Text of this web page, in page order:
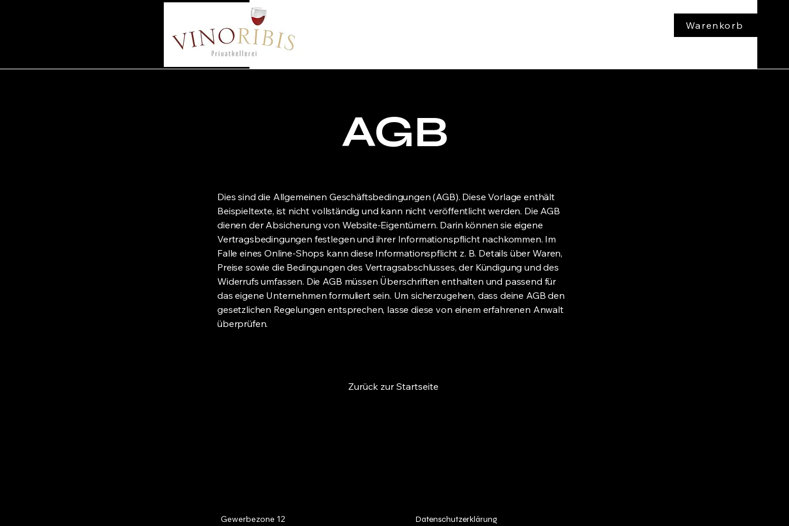
Warenkorb
AGB
Dies sind die Allgemeinen Geschäftsbedingungen (AGB). Diese Vorlage enthält
Beispieltexte, ist nicht vollständig und kann nicht veröffentlicht werden. Die AGB
dienen der Absicherung von Website-Eigentümern. Darin können sie eigene
Vertragsbedingungen festlegen und ihrer Informationspflicht nachkommen. Im
Falle eines Online-Shops kann diese Informationspflicht z. B. Details über Waren,
Preise sowie die Bedingungen des Vertragsabschlusses, der Kündigung und des
Widerrufs umfassen. Die AGB müssen Überschriften enthalten und passend für
das eigene Unternehmen formuliert sein. Um sicherzugehen, dass deine AGB den
gesetzlichen Regelungen entsprechen, lasse diese von einem erfahrenen Anwalt
überprüfen.
Zurück zur Startseite
Gewerbezone 12 Datenschutzerklärung